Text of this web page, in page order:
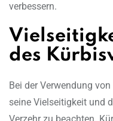
verbessern.
des
Bei der Verwendung
seine Vielseitigkeit und